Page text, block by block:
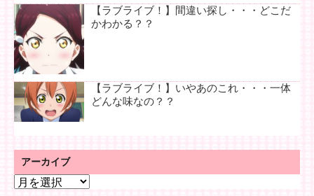
【ラブライブ！】間違い探し・・・どこだ
かわかる？？
【ラブライブ！】いやあのこれ・・・一体
どんな味なの？？
アーカイブ
ア